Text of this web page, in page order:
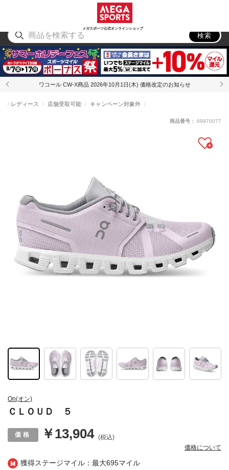
メガスポーツ公式オンラインショップ
アウトドア
検索
ワコール CW-X商品 2026年10月1日(木) 価格改定のお知らせ
獲得ステージマイル：最大695マイル
On(オン)
ＣＬＯＵＤ ５
レディース 店舗受取可能 キャンペーン対象外
￥13,904 (税込)
価格について
商品番号： 69970077